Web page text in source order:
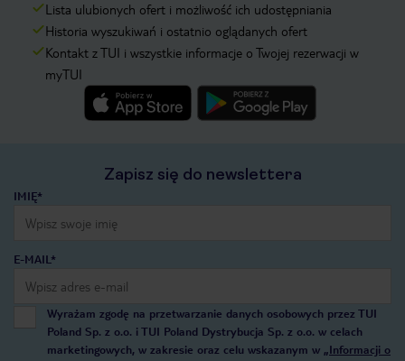
Lista ulubionych ofert i możliwość ich udostępniania
Historia wyszukiwań i ostatnio oglądanych ofert
Kontakt z TUI i wszystkie informacje o Twojej rezerwacji w
myTUI
Zapisz się do newslettera
IMIĘ*
E-MAIL*
Wyrażam zgodę na przetwarzanie danych osobowych przez TUI
Poland Sp. z o.o. i TUI Poland Dystrybucja Sp. z o.o. w celach
marketingowych, w zakresie oraz celu wskazanym w „Informacji o